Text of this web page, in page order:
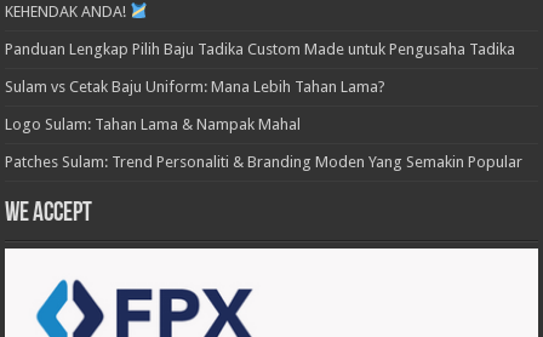
KEHENDAK ANDA!
Panduan Lengkap Pilih Baju Tadika Custom Made untuk Pengusaha Tadika
Sulam vs Cetak Baju Uniform: Mana Lebih Tahan Lama?
Logo Sulam: Tahan Lama & Nampak Mahal
Patches Sulam: Trend Personaliti & Branding Moden Yang Semakin Popular
We accept